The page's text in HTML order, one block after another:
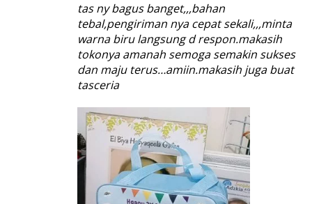
tas ny bagus banget,,,bahan
tebal,pengiriman nya cepat sekali,,,minta
warna biru langsung d respon.makasih
tokonya amanah semoga semakin sukses
dan maju terus…amiin.makasih juga buat
tasceria